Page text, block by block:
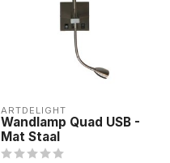
ARTDELIGHT
Wandlamp Quad USB -
Mat Staal